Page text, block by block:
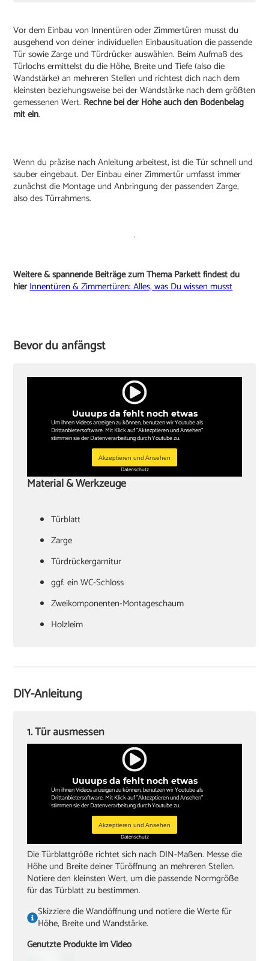
Vor dem Einbau von Innentüren oder Zimmertüren musst du
ausgehend von deiner individuellen Einbausituation die passende
Tür sowie Zarge und Türdrücker auswählen. Beim Aufmaß des
Türlochs ermittelst du die Höhe, Breite und Tiefe (also die
Wandstärke) an mehreren Stellen und richtest dich nach dem
kleinsten beziehungsweise bei der Wandstärke nach dem größten
gemessenen Wert. Rechne bei der Höhe auch den Bodenbelag
mit ein.
Wenn du präzise nach Anleitung arbeitest, ist die Tür schnell und
sauber eingebaut. Der Einbau einer Zimmertür umfasst immer
zunächst die Montage und Anbringung der passenden Zarge,
also des Türrahmens.
Weitere & spannende Beiträge zum Thema Parkett findest du
hierInnentüren & Zimmertüren: Alles, was Du wissen musst
Bevor du anfängst
Uuuups da fehlt noch etwas
Um ihnen Videos anzeigen zu können, benutzen wir Youtube als
Drittanbietersoftware. Mit Klick auf "Aktezptieren und Ansehen"
stimmen sie der Datenverarbeitung durch Youtube zu.
Akzeptieren und Ansehen
Datenschutz
Material & Werkzeuge
Türblatt
‏Zarge
Türdrückergarnitur
‏ggf. ein WC-Schloss
Zweikomponenten-Montageschaum
‏Holzleim
Papierschablone für Türdrückermontage
‏Kreuzschlitzschraubendreher
‏Wasserwaagen (60 cm, 180 cm)
‏Zollstock
‏Akkuschrauber oder Bohrmaschine
‏Inbusschlüssel, Größe 4
DIY-Anleitung
Uuuups da fehlt noch etwas
Um ihnen Videos anzeigen zu können, benutzen wir Youtube als
Drittanbietersoftware. Mit Klick auf "Aktezptieren und Ansehen"
stimmen sie der Datenverarbeitung durch Youtube zu.
Akzeptieren und Ansehen
Datenschutz
1. Tür ausmessen
Die Türblattgröße richtet sich nach DIN-Maßen. Messe die
Höhe und Breite deiner Türöffnung an mehreren Stellen.
Notiere den kleinsten Wert, um die passende Normgröße
für das Türblatt zu bestimmen.
Skizziere die Wandöffnung und notiere die Werte für
Höhe, Breite und Wandstärke.
Genutzte Produkte im Video